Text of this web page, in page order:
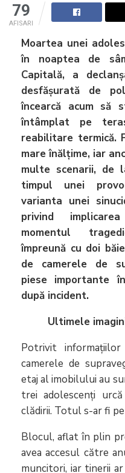
79
AFISARI
Moartea unei
în noaptea de
Capitală, a
desfășurată de
încearcă acum să
întâmplat pe
reabilitare termică.
mare înălțime, iar
multe scenarii, de
timpul unei
varianta unei
privind
momentul
împreună cu doi
de camerele de
piese importante
după incident.
Ultimele
Potrivit
camerele de
etaj al imobilului au
trei adolescenți
clădirii. Totul s-ar fi
Blocul, aflat în plin
avea accesul către
muncitori, iar tinerii